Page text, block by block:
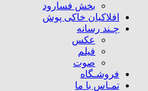
بخش فسارود
افلاکیان خاکی پوش
چـند رسانه
عکس
فیلم
صوت
فروشـگاه
تمـاس با ما